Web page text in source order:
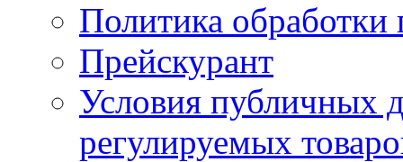
Политика
Прейскурант
Условия публичных
регулируемых